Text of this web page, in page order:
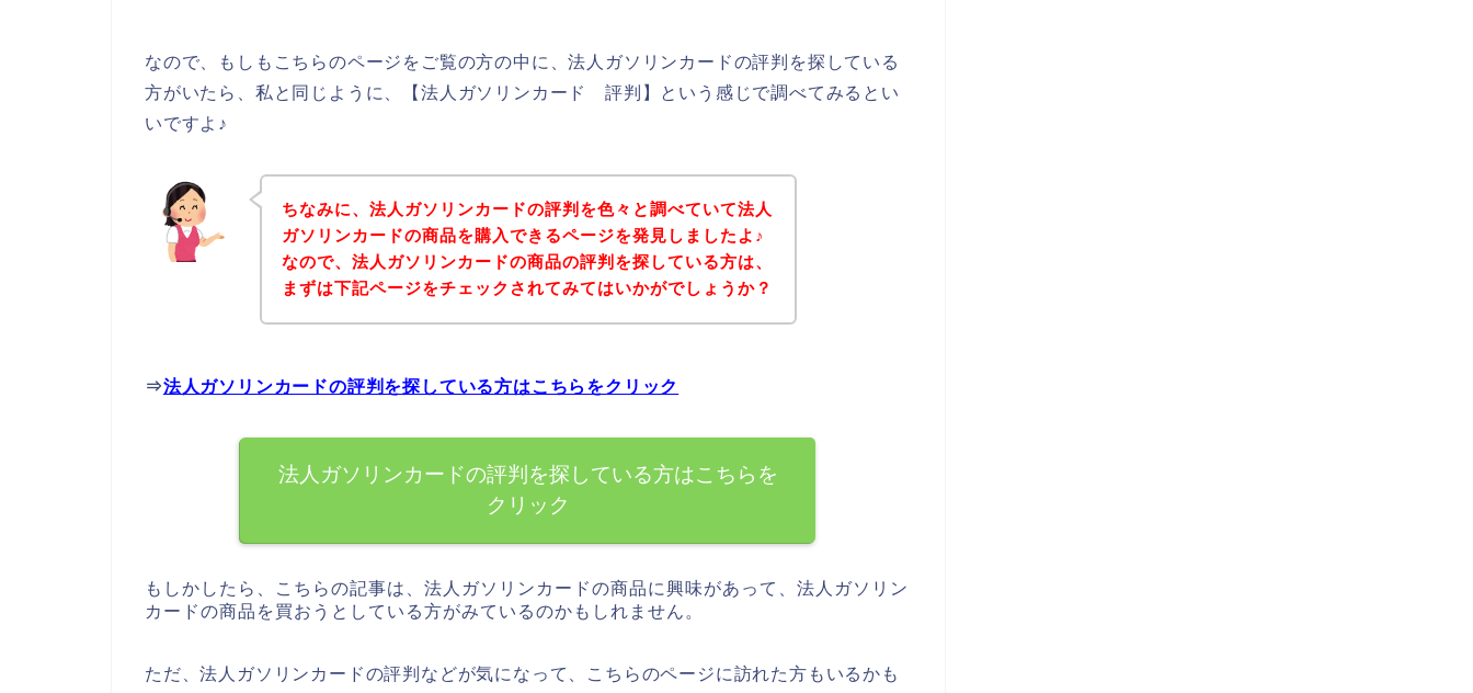
なので、もしもこちらのページをご覧の方の中に、法人ガソリンカードの評判を探している
方がいたら、私と同じように、【法人ガソリンカード 評判】という感じで調べてみるとい
いですよ♪
ちなみに、法人ガソリンカードの評判を色々と調べていて法人
ガソリンカードの商品を購入できるページを発見しましたよ♪
なので、法人ガソリンカードの商品の評判を探している方は、
まずは下記ページをチェックされてみてはいかがでしょうか？
⇒法人ガソリンカードの評判を探している方はこちらをクリック
法人ガソリンカードの評判を探している方はこちらを
クリック
もしかしたら、こちらの記事は、法人ガソリンカードの商品に興味があって、法人ガソリン
カードの商品を買おうとしている方がみているのかもしれません。
ただ、法人ガソリンカードの評判などが気になって、こちらのページに訪れた方もいるかも